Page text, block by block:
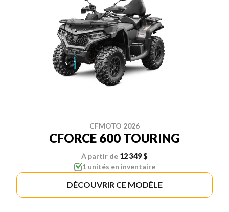
CFMOTO 2026
CFORCE 600 TOURING
À partir de 12 349 $
1 unités en inventaire
DÉCOUVRIR CE MODÈLE